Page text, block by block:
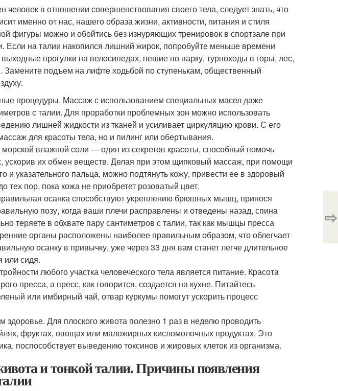
человек в отношении совершенствования своего тела, следует знать, что
именно от нас, нашего образа жизни, активности, питания и стиля
фигуры можно и обойтись без изнуряющих тренировок в спортзале при
Если на талии накопился лишний жирок, попробуйте меньше времени
прогулки на велосипедах, пешие по парку, турпоходы в горы, лес,
Замените подъем на лифте ходьбой по ступенькам, общественный
процедуры. Массаж с использованием специальных масел даже
с талии. Для проработки проблемных зон можно использовать
лишней жидкости из тканей и усиливает циркуляцию крови. С его
для красоты тела, но и пилинг или обертывания.
влажной соли — один из секретов красоты, способный помочь
ускорив их обмен веществ. Делая при этом щипковый массаж, при помощи
указательного пальца, можно подтянуть кожу, привести ее в здоровый
тех пор, пока кожа не приобретет розоватый цвет.
осанка способствуют укреплению брюшных мышц, принося
позу, когда ваши плечи расправлены и отведены назад, спина
теряете в обхвате пару сантиметров с талии, так как мышцы пресса
органы расположены наиболее правильным образом, что облегчает
осанку в привычку, уже через 33 дня вам станет легче длительное
или сидя.
любого участка человеческого тела является питание. Красота
пресса, а пресс, как говорится, создается на кухне. Питайтесь
или имбирный чай, отвар куркумы помогут ускорить процесс
здоровье. Для плоского живота полезно 1 раз в неделю проводить
фруктах, овощах или маложирных кисломолочных продуктах. Это
поспособствует выведению токсинов и жировых клеток из организма.
и тонкой талии. Причины появления
⇨